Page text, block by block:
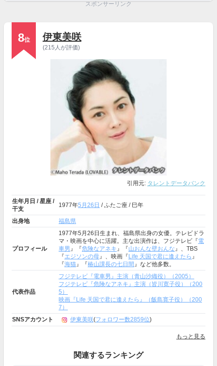
スポンサーリンク
8位 伊東美咲
(215人が評価)
引用元: タレントデータバンク
生年月日 / 星座 /
干支
1977年5月26日 / ふたご座 / 巳年
出身地 福島県
プロフィール
1977年5月26日生まれ、福島県出身の女優。テレビドラ
マ・映画を中心に活躍。主な出演作は、フジテレビ『電
車男』『危険なアネキ』『山おんな壁おんな』、TBS
『エジソンの母』、映画『 Life 天国で君に逢えたら 』
『海猫』『椿山課長の七日間 』など他多数。
代表作品
フジテレビ『電車男』主演（青山沙織役）（2005）
フジテレビ『危険なアネキ』主演（皆川寛子役）（200
5）
映画『Life 天国で君に逢えたら』（飯島寛子役）（200
7）
SNSアカウント
伊東美咲(フォロワー数2859位)
もっと見る
関連するランキング